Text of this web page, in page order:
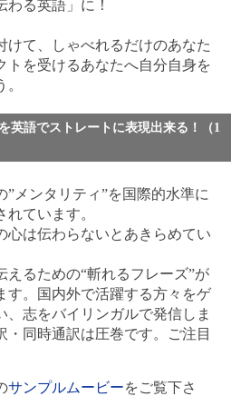
わる英語」に！
けて、しゃべれるだけのあなた
トを受けるあなたへ自分自身を
英語でストレートに表現出来る！（1
”メンタリティ”を国際的水準に
れています。
心は伝わらないとあきらめてい
えるための“斬れるフレーズ”が
す。国内外で活躍する方々をゲ
、志をバイリンガルで発信しま
・同時通訳は圧巻です。ご注目
サンプルムービーをご覧下さ